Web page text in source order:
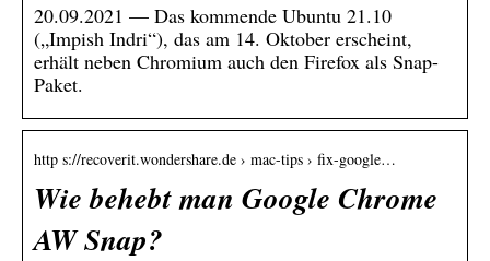
20.09.2021 — Das kommende Ubuntu 21.10
(„Impish Indri“), das am 14. Oktober erscheint,
erhält neben Chromium auch den Firefox als Snap-
Paket.
http s://recoverit.wondershare.de › mac-tips › fix-google…
Wie behebt man Google Chrome
AW Snap?